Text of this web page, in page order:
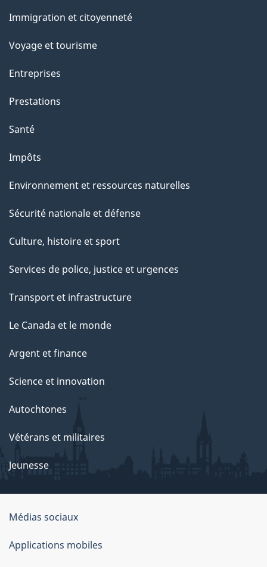
a
c
i
o
s
u
c
e
t
e
a
g
sujets
Immigration et citoyenneté
Voyage et tourisme
Entreprises
Prestations
Santé
Impôts
Environnement et ressources naturelles
Sécurité nationale et défense
Culture, histoire et sport
Services de police, justice et urgences
Transport et infrastructure
Le Canada et le monde
Argent et finance
Science et innovation
Autochtones
Vétérans et militaires
Jeunesse
À
propos
Médias sociaux
Applications mobiles